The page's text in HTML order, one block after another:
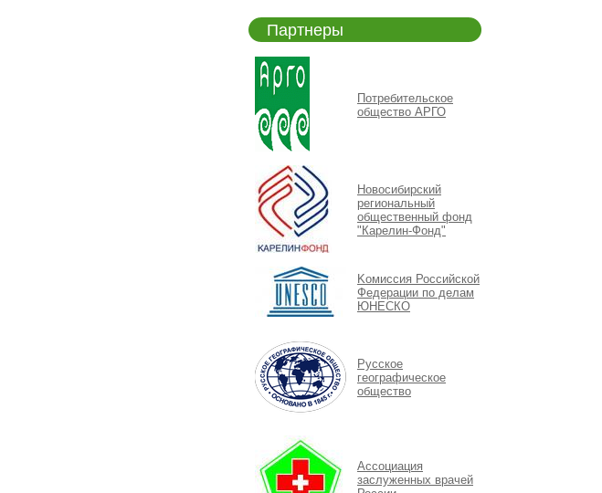
Партнеры
Потребительское
общество АРГО
Новосибирский
региональный
общественный фонд
"Карелин-Фонд"
Kомиссия Российской
Федерации по делам
ЮНЕСКО
Русское
географическое
общество
Ассоциация
заслуженных врачей